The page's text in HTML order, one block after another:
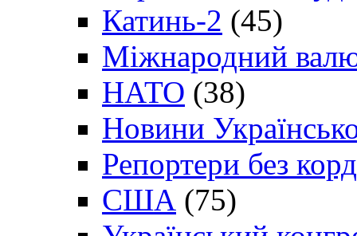
Катинь-2 (45)
Міжнародний
НАТО (38)
Новини
Репортери без
США (75)